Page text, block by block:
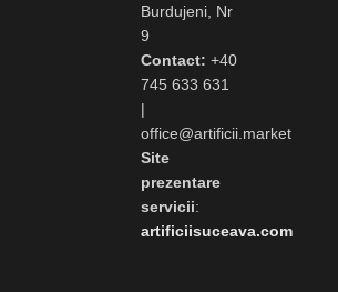
Burdujeni, Nr
9
Contact: +40
745 633 631
|
office@artificii.market
Site
prezentare
servicii:
artificiisuceava.com